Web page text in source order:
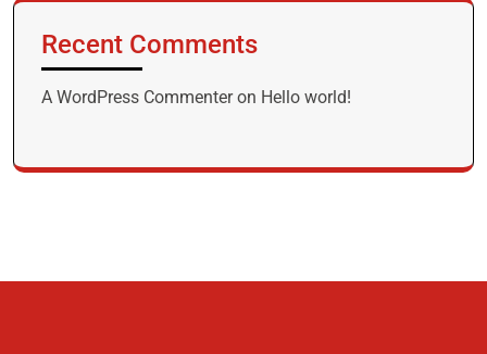
Recent Comments
A WordPress Commenteron Hello world!